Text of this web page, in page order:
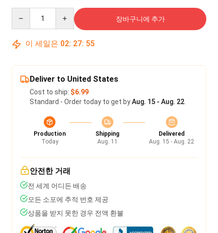
장바구니에 추가
이 세일은 02: 27: 54
Deliver to United States
Cost to ship: $6.99
Standard - Order today to get byAug. 15 - Aug. 22
Production
Today
Shipping
Aug. 11
Delivered
Aug. 15 - Aug. 22
안전한 거래
전 세계 어디든 배송
모든 소포에 추적 번호 제공
상품을 받지 못한 경우 전액 환불